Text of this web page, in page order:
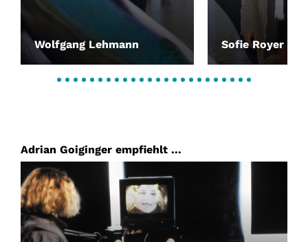
Wolfgang Lehmann Sofie Royer
Adrian Goiginger empfiehlt ...